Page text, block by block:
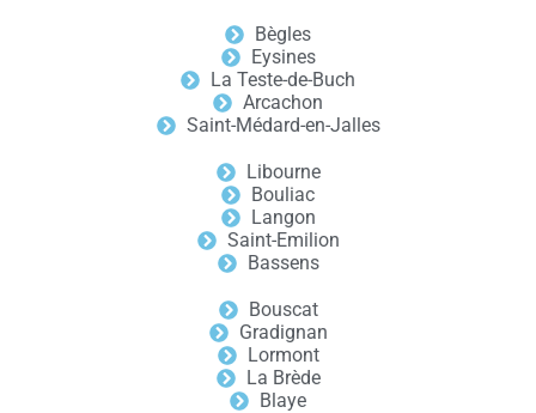
Bègles
Eysines
La Teste-de-Buch
Arcachon
Saint-Médard-en-Jalles
Libourne
Bouliac
Langon
Saint-Emilion
Bassens
Bouscat
Gradignan
Lormont
La Brède
Blaye